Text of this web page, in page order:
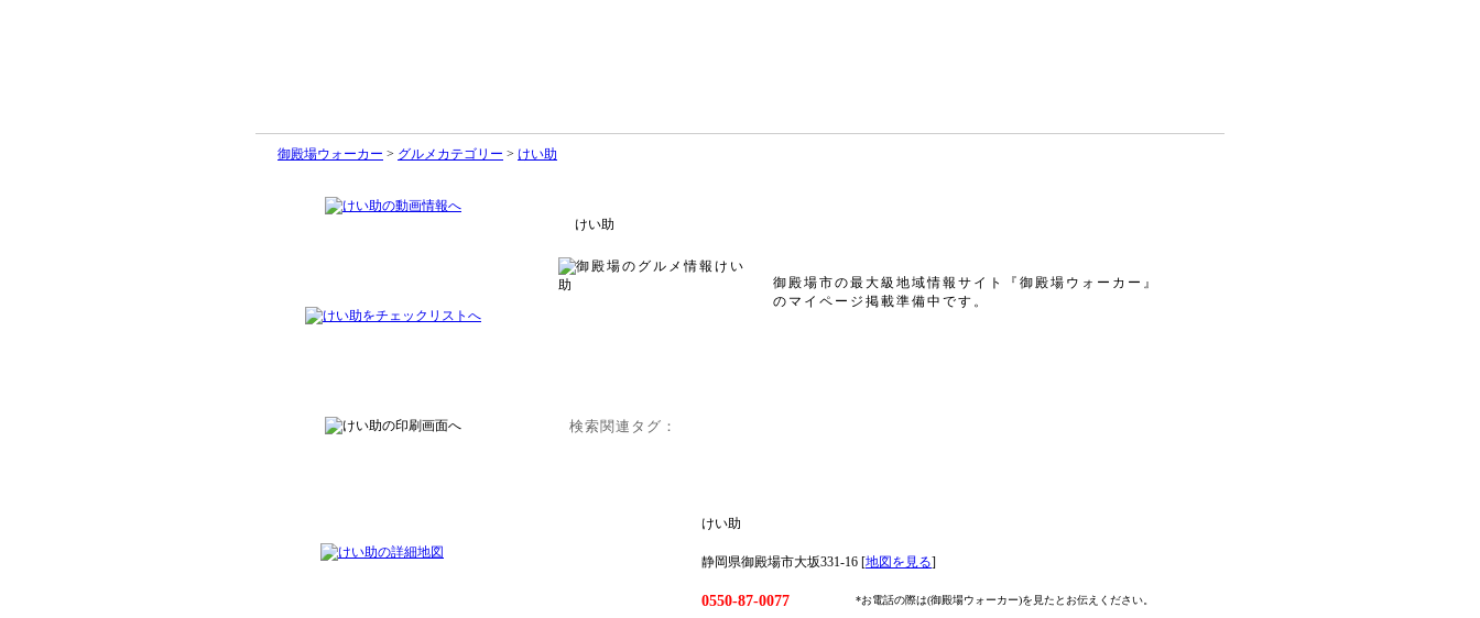
御殿場ウォーカー > グルメカテゴリー > けい助
けい助
御殿場市の最大級地域情報サイト『御殿場ウォーカー』
のマイページ掲載準備中です。
検索関連タグ：
けい助
静岡県御殿場市大坂331-16 [地図を見る]
0550-87-0077 *お電話の際は(御殿場ウォーカー)を見たとお伝えください。